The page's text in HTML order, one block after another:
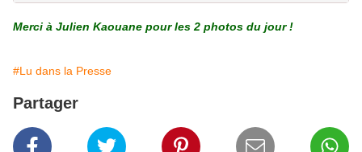
Merci à Julien Kaouane pour les 2 photos du jour !
#Lu dans la Presse
Partager